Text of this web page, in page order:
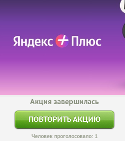
Акция завершилась
ПОВТОРИТЬ АКЦИЮ
Человек проголосовало: 1